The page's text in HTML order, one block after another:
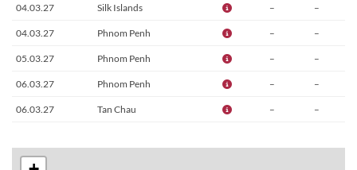
04.03.27 Silk Islands – –
04.03.27 Phnom Penh – –
05.03.27 Phnom Penh – –
06.03.27 Phnom Penh – –
06.03.27 Tan Chau – –
08.03.27